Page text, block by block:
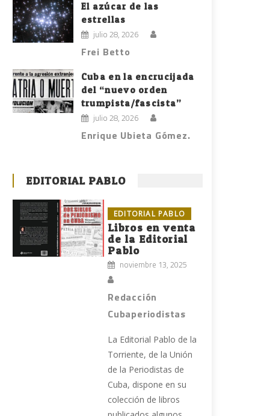
El azúcar de las
estrellas
julio 28, 2026
Frei Betto
Cuba en la encrucijada
del “nuevo orden
trumpista/fascista”
julio 28, 2026
Enrique Ubieta Gómez.
EDITORIAL PABLO
EDITORIAL PABLO
Libros en venta
de la Editorial
Pablo
noviembre 13, 2025
Redacción
Cubaperiodistas
La Editorial Pablo de la
Torriente, de la Unión
de la Periodistas de
Cuba, dispone en su
colección de libros